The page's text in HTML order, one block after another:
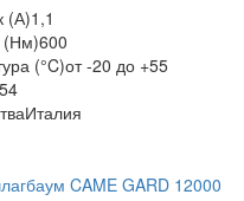
(А)1,1
(Нм)600
(°C)от -20 до +55
54
Италия
CAME GARD 12000